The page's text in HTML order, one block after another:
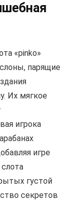
«pinko»
парящие
Их мягкое
игрока
игре
густой
секретов